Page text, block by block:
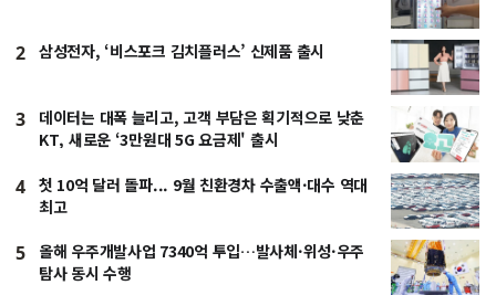
2 삼성전자, ‘비스포크 김치플러스’ 신제품 출시
3
데이터는 대폭 늘리고, 고객 부담은 획기적으로 낮춘
KT, 새로운 ‘3만원대 5G 요금제' 출시
4
첫 10억 달러 돌파... 9월 친환경차 수출액·대수 역대
최고
5
올해 우주개발사업 7340억 투입…발사체·위성·우주
탐사 동시 수행